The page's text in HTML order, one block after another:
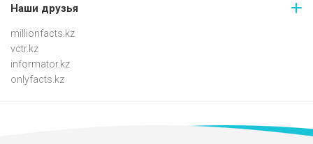
Наши друзья
millionfacts.kz
vctr.kz
informator.kz
onlyfacts.kz